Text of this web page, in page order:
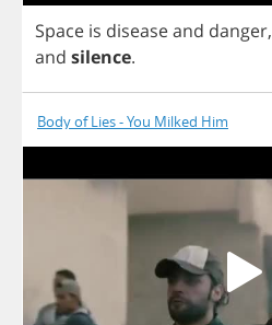
Space is diseaseand danger,
and silence.
Body of Lies - You Milked Him